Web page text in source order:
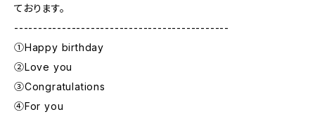
ております。
---------------------------------------------
①Happy birthday
②Love you
③Congratulations
④For you